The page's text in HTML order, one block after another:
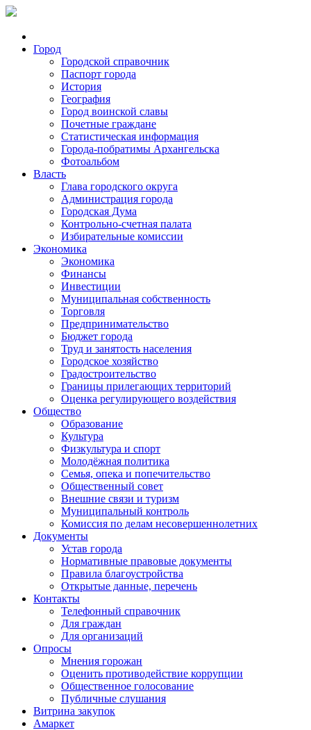
Город
Городской справочник
Паспорт города
История
География
Город воинской славы
Почетные граждане
Статистическая информация
Города-побратимы Архангельска
Фотоальбом
Власть
Глава городского округа
Администрация города
Городская Дума
Контрольно-счетная палата
Избирательные комиссии
Экономика
Экономика
Финансы
Инвестиции
Муниципальная собственность
Торговля
Предпринимательство
Бюджет города
Труд и занятость населения
Городское хозяйство
Градостроительство
Границы прилегающих территорий
Оценка регулирующего воздействия
Общество
Образование
Культура
Физкультура и спорт
Молодёжная политика
Семья, опека и попечительство
Общественный совет
Внешние связи и туризм
Муниципальный контроль
Комиссия по делам несовершеннолетних
Документы
Устав города
Нормативные правовые документы
Правила благоустройства
Открытые данные, перечень
Контакты
Телефонный справочник
Для граждан
Для организаций
Опросы
Мнения горожан
Оценить противодействие коррупции
Общественное голосование
Публичные слушания
Витрина закупок
Амаркет